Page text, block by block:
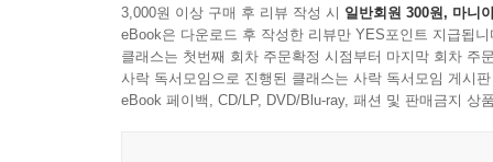
3,000원 이상 구매 후 리뷰 작성 시 일반회원 300원, 마니
eBook은 다운로드 후 작성한 리뷰만 YES포인트 지급됩니
클래스는 첫번째 회차 주문확정 시점부터 마지막 회차 주
사락 독서모임으로 진행된 클래스는 사락 독서모임 게시
eBook 페이백, CD/LP, DVD/Blu-ray, 패션 및 판매금지 상